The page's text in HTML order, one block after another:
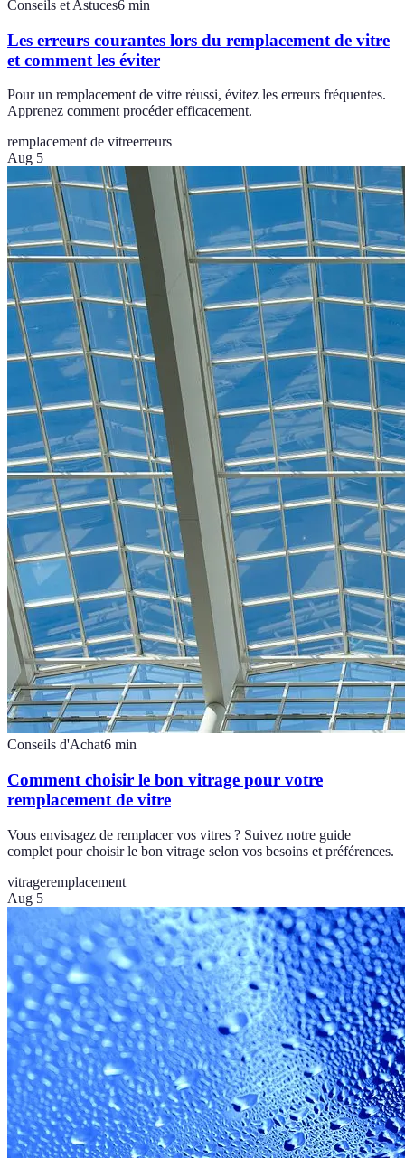
Conseils et Astuces6 min
Les erreurs courantes lors du remplacement de vitre
et comment les éviter
Pour un remplacement de vitre réussi, évitez les erreurs fréquentes.
Apprenez comment procéder efficacement.
remplacement de vitreerreurs
Aug 5
Conseils d'Achat6 min
Comment choisir le bon vitrage pour votre
remplacement de vitre
Vous envisagez de remplacer vos vitres ? Suivez notre guide
complet pour choisir le bon vitrage selon vos besoins et préférences.
vitrageremplacement
Aug 5